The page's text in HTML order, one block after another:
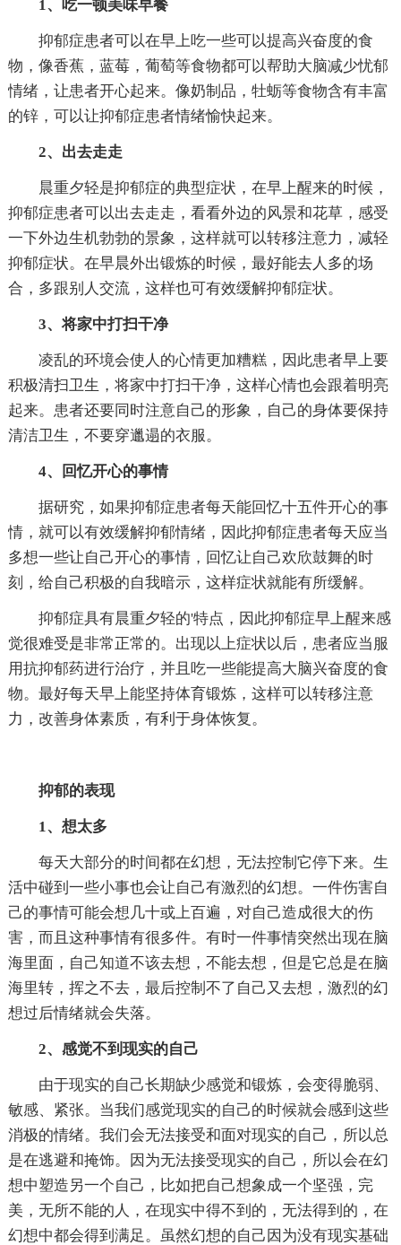
1、吃一顿美味早餐
抑郁症患者可以在早上吃一些可以提高兴奋度的食
物，像香蕉，蓝莓，葡萄等食物都可以帮助大脑减少忧郁
情绪，让患者开心起来。像奶制品，牡蛎等食物含有丰富
的锌，可以让抑郁症患者情绪愉快起来。
2、出去走走
晨重夕轻是抑郁症的典型症状，在早上醒来的时候，
抑郁症患者可以出去走走，看看外边的风景和花草，感受
一下外边生机勃勃的景象，这样就可以转移注意力，减轻
抑郁症状。在早晨外出锻炼的时候，最好能去人多的场
合，多跟别人交流，这样也可有效缓解抑郁症状。
3、将家中打扫干净
凌乱的环境会使人的心情更加糟糕，因此患者早上要
积极清扫卫生，将家中打扫干净，这样心情也会跟着明亮
起来。患者还要同时注意自己的形象，自己的身体要保持
清洁卫生，不要穿邋遢的衣服。
4、回忆开心的事情
据研究，如果抑郁症患者每天能回忆十五件开心的事
情，就可以有效缓解抑郁情绪，因此抑郁症患者每天应当
多想一些让自己开心的事情，回忆让自己欢欣鼓舞的时
刻，给自己积极的自我暗示，这样症状就能有所缓解。
抑郁症具有晨重夕轻的'特点，因此抑郁症早上醒来感
觉很难受是非常正常的。出现以上症状以后，患者应当服
用抗抑郁药进行治疗，并且吃一些能提高大脑兴奋度的食
物。最好每天早上能坚持体育锻炼，这样可以转移注意
力，改善身体素质，有利于身体恢复。
抑郁的表现
1、想太多
每天大部分的时间都在幻想，无法控制它停下来。生
活中碰到一些小事也会让自己有激烈的幻想。一件伤害自
己的事情可能会想几十或上百遍，对自己造成很大的伤
害，而且这种事情有很多件。有时一件事情突然出现在脑
海里面，自己知道不该去想，不能去想，但是它总是在脑
海里转，挥之不去，最后控制不了自己又去想，激烈的幻
想过后情绪就会失落。
2、感觉不到现实的自己
由于现实的自己长期缺少感觉和锻炼，会变得脆弱、
敏感、紧张。当我们感觉现实的自己的时候就会感到这些
消极的情绪。我们会无法接受和面对现实的自己，所以总
是在逃避和掩饰。因为无法接受现实的自己，所以会在幻
想中塑造另一个自己，比如把自己想象成一个坚强，完
美，无所不能的人，在现实中得不到的，无法得到的，在
幻想中都会得到满足。虽然幻想的自己因为没有现实基础